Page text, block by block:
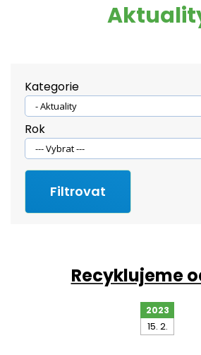
Kategorie
Rok
Recyklujeme
2023
15. 2.